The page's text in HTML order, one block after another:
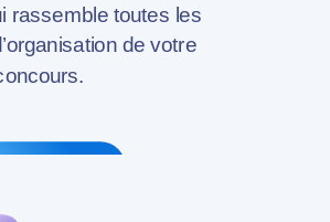
rassemble toutes les
de votre